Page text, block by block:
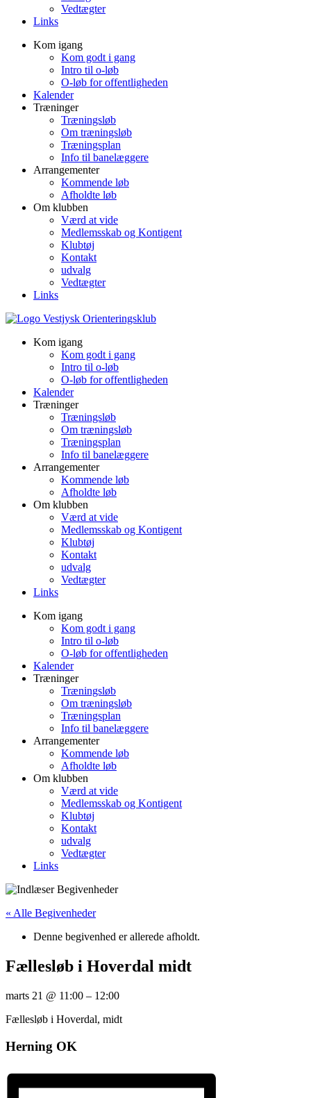
Vedtægter
Links
Kom igang
Kom godt i gang
Intro til o-løb
O-løb for offentligheden
Kalender
Træninger
Træningsløb
Om træningsløb
Træningsplan
Info til banelæggere
Arrangementer
Kommende løb
Afholdte løb
Om klubben
Værd at vide
Medlemsskab og Kontigent
Klubtøj
Kontakt
udvalg
Vedtægter
Links
Kom igang
Kom godt i gang
Intro til o-løb
O-løb for offentligheden
Kalender
Træninger
Træningsløb
Om træningsløb
Træningsplan
Info til banelæggere
Arrangementer
Kommende løb
Afholdte løb
Om klubben
Værd at vide
Medlemsskab og Kontigent
Klubtøj
Kontakt
udvalg
Vedtægter
Links
Kom igang
Kom godt i gang
Intro til o-løb
O-løb for offentligheden
Kalender
Træninger
Træningsløb
Om træningsløb
Træningsplan
Info til banelæggere
Arrangementer
Kommende løb
Afholdte løb
Om klubben
Værd at vide
Medlemsskab og Kontigent
Klubtøj
Kontakt
udvalg
Vedtægter
Links
« Alle Begivenheder
Denne begivenhed er allerede afholdt.
Fællesløb i Hoverdal midt
marts 21 @ 11:00 – 12:00
Fællesløb i Hoverdal, midt
Herning OK